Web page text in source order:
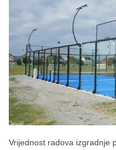
Vrijednost radova izgradnje